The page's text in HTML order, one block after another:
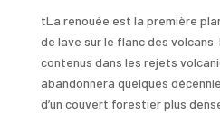
tLa renouée est la première
de lave sur le flanc des
contenus dans les rejets
abandonnera quelques
d’un couvert forestier plus